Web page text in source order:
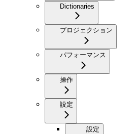
Dictionaries
プロジェクション
パフォーマンス
操作
設定
設定